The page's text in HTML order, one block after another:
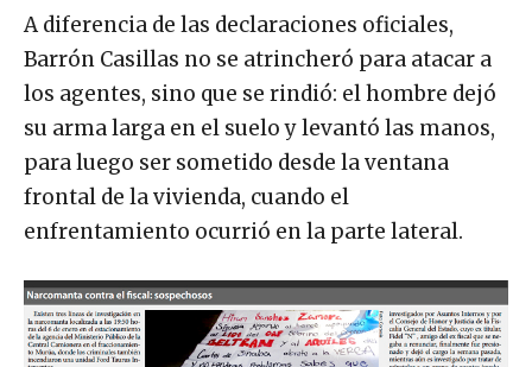
A diferencia de las declaraciones oficiales,
Barrón Casillas no se atrincheró para atacar a
los agentes, sino que se rindió: el hombre dejó
su arma larga en el suelo y levantó las manos,
para luego ser sometido desde la ventana
frontal de la vivienda, cuando el
enfrentamiento ocurrió en la parte lateral.